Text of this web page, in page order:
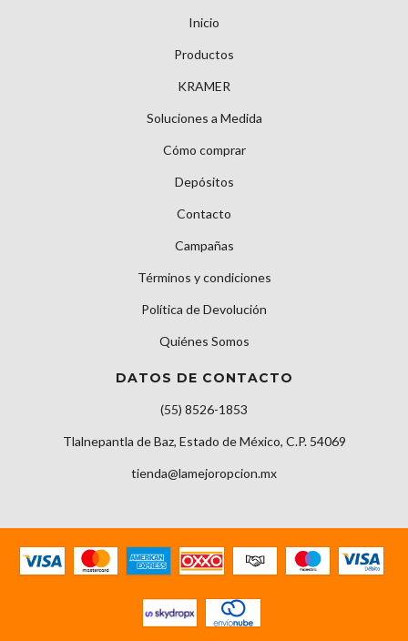
Inicio
Productos
KRAMER
Soluciones a Medida
Cómo comprar
Depósitos
Contacto
Campañas
Términos y condiciones
Política de Devolución
Quiénes Somos
DATOS DE CONTACTO
(55) 8526-1853
Tlalnepantla de Baz, Estado de México, C.P. 54069
tienda@lamejoropcion.mx